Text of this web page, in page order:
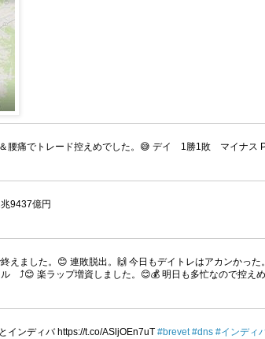
腰痛でトレード控えめでした。😅 デイ 1勝1敗 マイナス
9437億円
えました。😊 連敗脱出。🙌 今日もデイトレはアカンか
⤴😊 楽ラップ増資しました。😊💰 明日も多忙なので控え
インディバ https://t.co/ASljOEn7uT #brevet #dns #インディ